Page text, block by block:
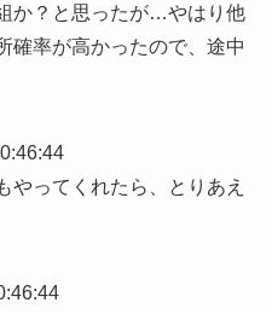
か？と思ったが…やはり他
確率が高かったので、途中
やってくれたら、とりあえ